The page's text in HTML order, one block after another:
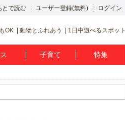
とで読む ユーザー登録(無料) ログイン
OK 動物とふれあう 1日中遊べるスポット
子育て 特集